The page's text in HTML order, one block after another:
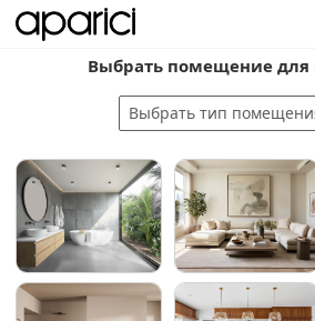
Выбрать помещение для
Выбрать тип